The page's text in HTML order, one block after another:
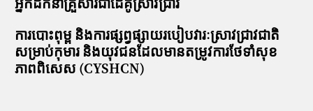
អ្នកដឹកនាំគ្រួសារជាដៃគូស្រាវជ្រាវ
ការបោះពុម្ព និងការផ្សព្វផ្សាយរបៀបវារៈស្រាវជ្រាវជាតិ
សម្រាប់កុមារ និងយុវជនដែលមានតម្រូវការថែទាំសុខ
ភាពពិសេស (CYSHCN)